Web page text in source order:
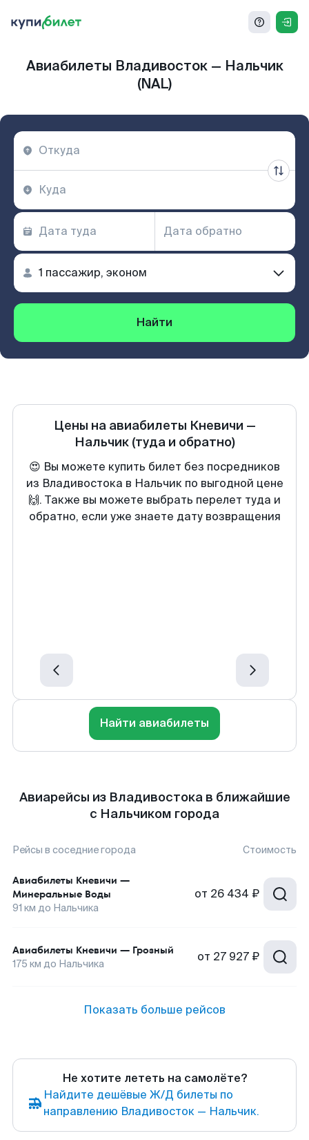
Авиабилеты Владивосток — Нальчик
(NAL)
Найти
Цены на авиабилеты Кневичи —
Нальчик (туда и обратно)
😍 Вы можете купить билет без посредников
из Владивостока в Нальчик по выгодной цене
🙌. Также вы можете выбрать перелет туда и
обратно, если уже знаете дату возвращения
Найти авиабилеты
Авиарейсы из Владивостока в ближайшие
с Нальчиком города
Рейсы в соседние города Стоимость
Авиабилеты Кневичи —
Минеральные Воды
91 км до Нальчика
от 26 434 ₽
Авиабилеты Кневичи — Грозный
175 км до Нальчика от 27 927 ₽
Показать больше рейсов
Не хотите лететь на самолёте?
Найдите дешёвые Ж/Д билеты по
направлению Владивосток — Нальчик.